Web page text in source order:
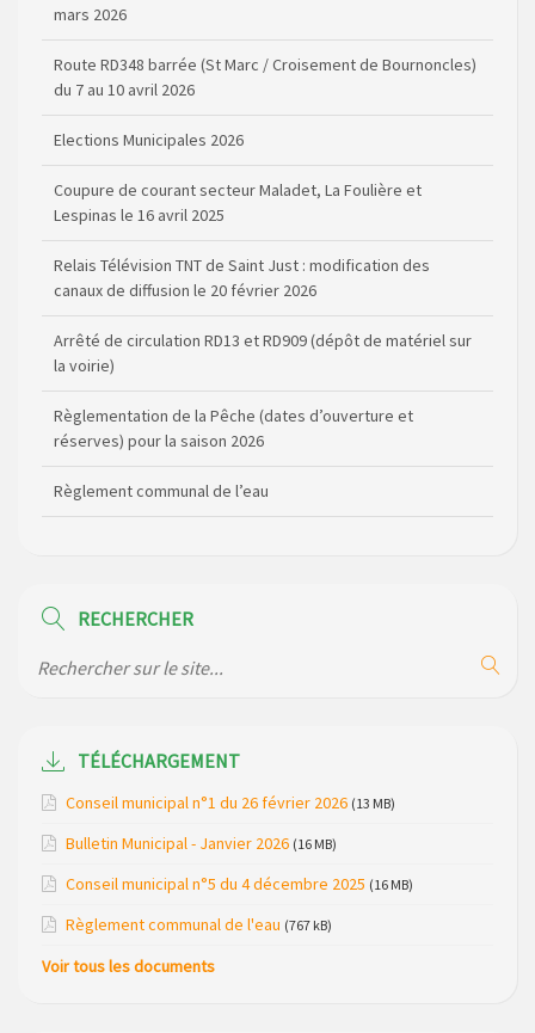
mars 2026
Route RD348 barrée (St Marc / Croisement de Bournoncles)
du 7 au 10 avril 2026
Elections Municipales 2026
Coupure de courant secteur Maladet, La Foulière et
Lespinas le 16 avril 2025
Relais Télévision TNT de Saint Just : modification des
canaux de diffusion le 20 février 2026
Arrêté de circulation RD13 et RD909 (dépôt de matériel sur
la voirie)
Règlementation de la Pêche (dates d’ouverture et
réserves) pour la saison 2026
Règlement communal de l’eau
de la gendarmerie
Modification de gestion du camping de Saint Just, ses
bungalows bois, ses chalets et sa piscine
Loubaresse le vendredi 20 mars 2026
2026
RECHERCHER
TÉLÉCHARGEMENT
Conseil municipal n°1 du 26 février 2026 (13 MB)
Bulletin Municipal - Janvier 2026 (16 MB)
Conseil municipal n°5 du 4 décembre 2025 (16 MB)
Règlement communal de l'eau (767 kB)
Voir tous les documents